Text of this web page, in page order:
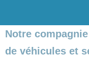
Notre
de véhicules et